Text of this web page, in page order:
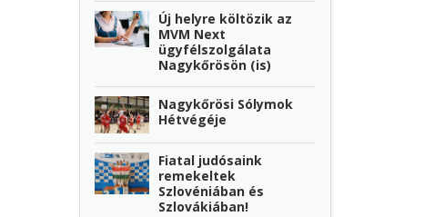
Új helyre költözik az
MVM Next
ügyfélszolgálata
Nagykőrösön (is)
Nagykőrösi Sólymok
Hétvégéje
Fiatal judósaink
remekeltek
Szlovéniában és
Szlovákiában!